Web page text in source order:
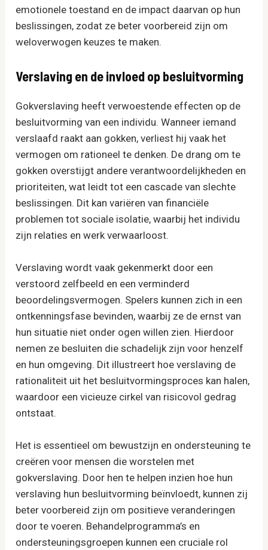
emotionele toestand en de impact daarvan op hun
beslissingen, zodat ze beter voorbereid zijn om
weloverwogen keuzes te maken.
Verslaving en de invloed op besluitvorming
Gokverslaving heeft verwoestende effecten op de
besluitvorming van een individu. Wanneer iemand
verslaafd raakt aan gokken, verliest hij vaak het
vermogen om rationeel te denken. De drang om te
gokken overstijgt andere verantwoordelijkheden en
prioriteiten, wat leidt tot een cascade van slechte
beslissingen. Dit kan variëren van financiële
problemen tot sociale isolatie, waarbij het individu
zijn relaties en werk verwaarloost.
Verslaving wordt vaak gekenmerkt door een
verstoord zelfbeeld en een verminderd
beoordelingsvermogen. Spelers kunnen zich in een
ontkenningsfase bevinden, waarbij ze de ernst van
hun situatie niet onder ogen willen zien. Hierdoor
nemen ze besluiten die schadelijk zijn voor henzelf
en hun omgeving. Dit illustreert hoe verslaving de
rationaliteit uit het besluitvormingsproces kan halen,
waardoor een vicieuze cirkel van risicovol gedrag
ontstaat.
Het is essentieel om bewustzijn en ondersteuning te
creëren voor mensen die worstelen met
gokverslaving. Door hen te helpen inzien hoe hun
verslaving hun besluitvorming beïnvloedt, kunnen zij
beter voorbereid zijn om positieve veranderingen
door te voeren. Behandelprogramma’s en
ondersteuningsgroepen kunnen een cruciale rol